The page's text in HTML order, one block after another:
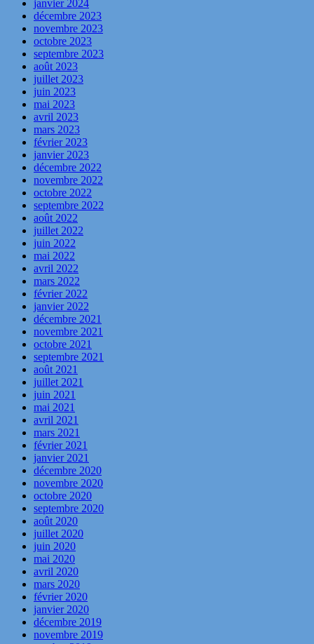
janvier 2024
décembre 2023
novembre 2023
octobre 2023
septembre 2023
août 2023
juillet 2023
juin 2023
mai 2023
avril 2023
mars 2023
février 2023
janvier 2023
décembre 2022
novembre 2022
octobre 2022
septembre 2022
août 2022
juillet 2022
juin 2022
mai 2022
avril 2022
mars 2022
février 2022
janvier 2022
décembre 2021
novembre 2021
octobre 2021
septembre 2021
août 2021
juillet 2021
juin 2021
mai 2021
avril 2021
mars 2021
février 2021
janvier 2021
décembre 2020
novembre 2020
octobre 2020
septembre 2020
août 2020
juillet 2020
juin 2020
mai 2020
avril 2020
mars 2020
février 2020
janvier 2020
décembre 2019
novembre 2019